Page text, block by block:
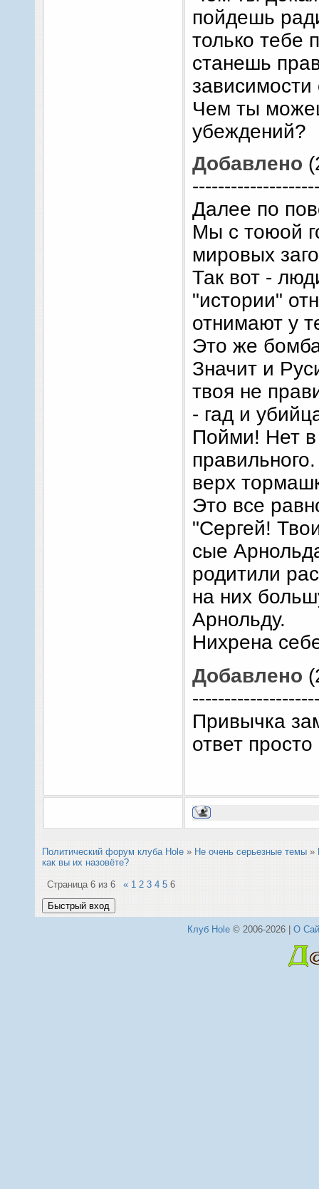
пойдешь
только тебе
станешь
зависимости
Чем ты
убеждений?
Добавлено
Далее по
Мы с тоюой
мировых
Так вот -
"истории"
отнимают у
Это же
Значит и
твоя не
- гад и
Пойми! Нет в
верх
Это все
"Сергей!
сые
родитили
на них
Арнольду.
Нихрена
Добавлено
Привычка
ответ
Политический форум клуба Hole » Не очень серьезные темы »
как вы их назовёте?
Страница 6 из 6 « 1 2 3 4 5 6
Клуб Hole© 2006-2026 | О